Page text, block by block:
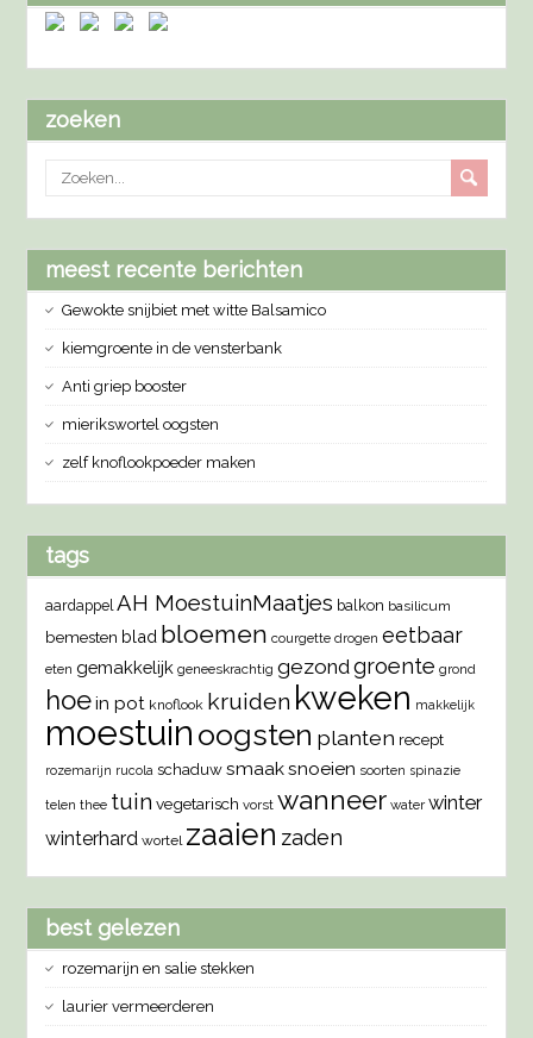
zoeken
meest recente berichten
Gewokte snijbiet met witte Balsamico
kiemgroente in de vensterbank
Anti griep booster
mierikswortel oogsten
zelf knoflookpoeder maken
tags
aardappel AH MoestuinMaatjes balkon basilicum
bemesten blad bloemen courgette drogen eetbaar
eten gemakkelijk geneeskrachtig gezondgroente grond
hoein pot knoflook kruiden kweken makkelijk
moestuin oogsten planten recept
rozemarijn rucola schaduw smaaksnoeien soorten spinazie
telen thee tuin vegetarisch vorst wanneer water winter
winterhard wortel zaaien zaden
best gelezen
rozemarijn en salie stekken
laurier vermeerderen